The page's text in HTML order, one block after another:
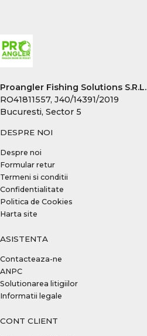
Proangler Fishing Solutions S.R.L.
RO41811557, J40/14391/2019
Bucuresti, Sector 5
DESPRE NOI
Despre noi
Formular retur
Termeni si conditii
Confidentialitate
Politica de Cookies
Harta site
ASISTENTA
Contacteaza-ne
ANPC
Solutionarea litigiilor
Informatii legale
CONT CLIENT